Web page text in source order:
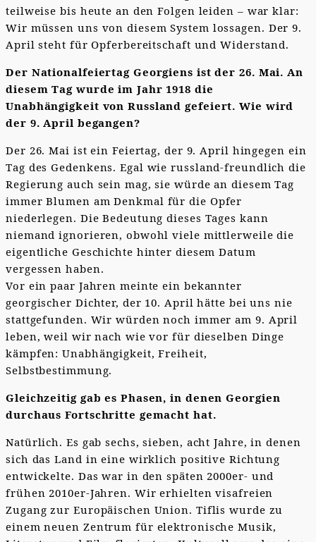
teilweise bis heute an den Folgen leiden – war klar:
Wir müssen uns von diesem System lossagen. Der 9.
April steht für Opferbereitschaft und Widerstand.
Der Nationalfeiertag Georgiens ist der 26. Mai. An
diesem Tag wurde im Jahr 1918 die
Unabhängigkeit von Russland gefeiert. Wie wird
der 9. April begangen?
Der 26. Mai ist ein Feiertag, der 9. April hingegen ein
Tag des Gedenkens. Egal wie russland-freundlich die
Regierung auch sein mag, sie würde an diesem Tag
immer Blumen am Denkmal für die Opfer
niederlegen. Die Bedeutung dieses Tages kann
niemand ignorieren, obwohl viele mittlerweile die
eigentliche Geschichte hinter diesem Datum
vergessen haben.
Vor ein paar Jahren meinte ein bekannter
georgischer Dichter, der 10. April hätte bei uns nie
stattgefunden. Wir würden noch immer am 9. April
leben, weil wir nach wie vor für dieselben Dinge
kämpfen: Unabhängigkeit, Freiheit,
Selbstbestimmung.
Gleichzeitig gab es Phasen, in denen Georgien
durchaus Fortschritte gemacht hat.
Natürlich. Es gab sechs, sieben, acht Jahre, in denen
sich das Land in eine wirklich positive Richtung
entwickelte. Das war in den späten 2000er- und
frühen 2010er-Jahren. Wir erhielten visafreien
Zugang zur Europäischen Union. Tiflis wurde zu
einem neuen Zentrum für elektronische Musik,